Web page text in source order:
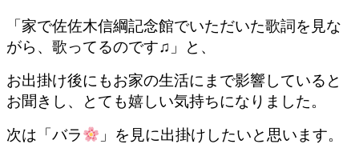
「家で佐佐木信綱記念館でいただいた歌詞を見な
がら、歌ってるのです♫」と、
お出掛け後にもお家の生活にまで影響していると
お聞きし、とても嬉しい気持ちになりました。
次は「バラ
」を見に出掛けしたいと思います。